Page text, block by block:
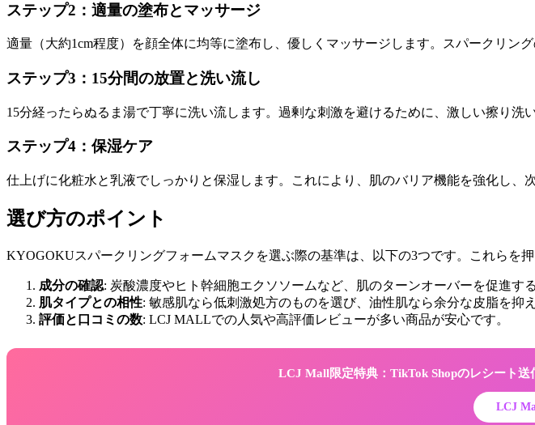
ステップ2：適量の塗布とマッサージ
適量（大約1cm程度）を顔全体に均等に塗布し、優しくマッサージします。スパークリン
ステップ3：15分間の放置と洗い流し
15分経ったらぬるま湯で丁寧に洗い流します。過剰な刺激を避けるために、激しい擦り洗
ステップ4：保湿ケア
仕上げに化粧水と乳液でしっかりと保湿します。これにより、肌のバリア機能を強化し、
選び方のポイント
KYOGOKUスパークリングフォームマスクを選ぶ際の基準は、以下の3つです。これらを
成分の確認: 炭酸濃度やヒト幹細胞エクソソームなど、肌のターンオーバーを促進す
肌タイプとの相性: 敏感肌なら低刺激処方のものを選び、油性肌なら余分な皮脂を抑
評価と口コミの数: LCJ MALLでの人気や高評価レビューが多い商品が安心です。
LCJ Mall限定特典：TikTok Shopのレシート
LCJ